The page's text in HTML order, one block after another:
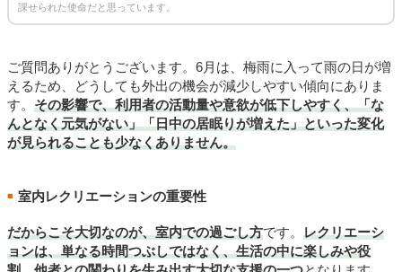
課せられた使命だと思っています。
ご質問ありがとうございます。6月は、梅雨に入って雨の日が増
えるため、どうしても外出の機会が減少しやすい傾向にありま
す。 その影響で、利用者の活動量や意欲が低下しやすく、「な
んとなく元気がない」「日中の居眠りが増えた」といった変化
が見られることも少なくありません。
■ 室内レクリエーションの重要性
だからこそ大切なのが、室内での過ごし方です。 レクリエーシ
ョンは、単なる時間つぶしではなく、生活の中に楽しみや役